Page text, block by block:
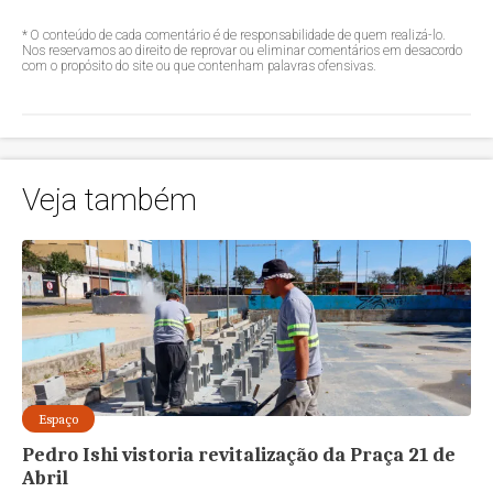
* O conteúdo de cada comentário é de responsabilidade de quem realizá-lo.
Nos reservamos ao direito de reprovar ou eliminar comentários em desacordo
com o propósito do site ou que contenham palavras ofensivas.
Veja também
Espaço
Pedro Ishi vistoria revitalização da Praça 21 de
Abril